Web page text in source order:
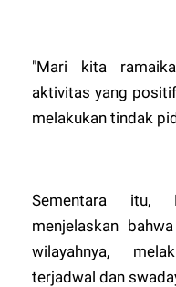
"Mari kita
aktivitas yang
melakukan tindak
Sementara itu,
menjelaskan
wilayahnya,
terjadwal dan